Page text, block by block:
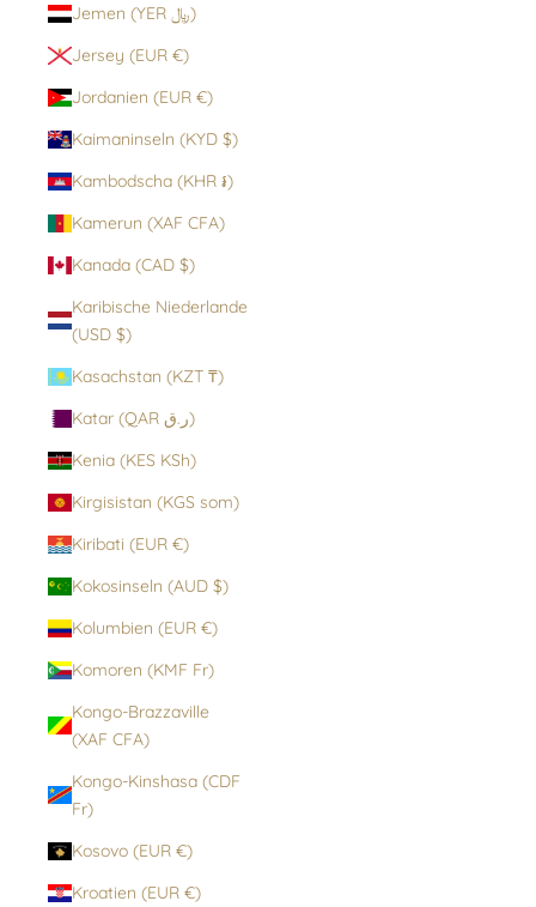
Jemen (YER ﷼)
Jersey (EUR €)
Jordanien (EUR €)
Kaimaninseln (KYD $)
Kambodscha (KHR ៛)
Kamerun (XAF CFA)
Kanada (CAD $)
Karibische Niederlande
(USD $)
Kasachstan (KZT ₸)
Katar (QAR ر.ق)
Kenia (KES KSh)
Kirgisistan (KGS som)
Kiribati (EUR €)
Kokosinseln (AUD $)
Kolumbien (EUR €)
Komoren (KMF Fr)
Kongo-Brazzaville
(XAF CFA)
Kongo-Kinshasa (CDF
Fr)
Kosovo (EUR €)
Kroatien (EUR €)